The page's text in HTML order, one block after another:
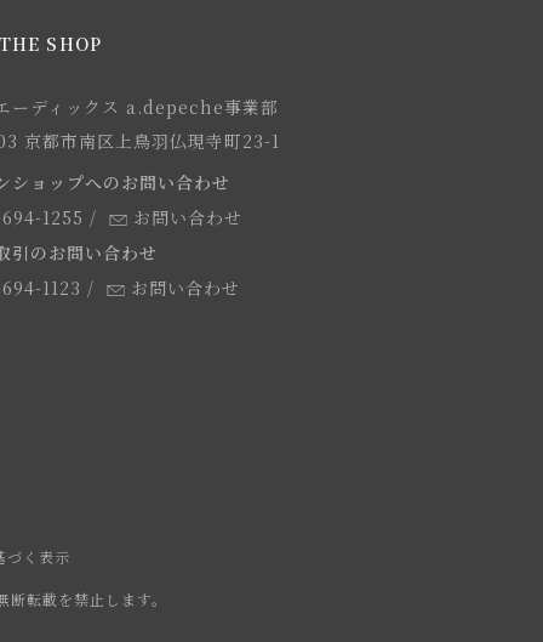
SHOP
ーディックス a.depeche事業部
京都市南区上鳥羽仏現寺町23-1
ショップへのお問い合わせ
1255 /
お問い合わせ
引のお問い合わせ
1123 / お問い合わせ
づく表示
転載を禁止します。